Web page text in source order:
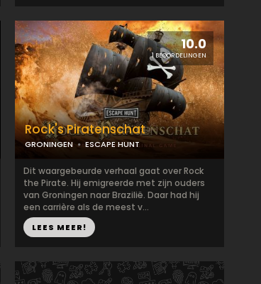
10.0
1 BEOORDELINGEN
Rock's Piratenschat
GRONINGEN ESCAPE HUNT
Dit waargebeurde verhaal gaat over Rock
the Pirate. Hij emigreerde met zijn ouders
van Groningen naar Brazilië. Daar had hij
een carrière als de meest v...
LEES MEER!